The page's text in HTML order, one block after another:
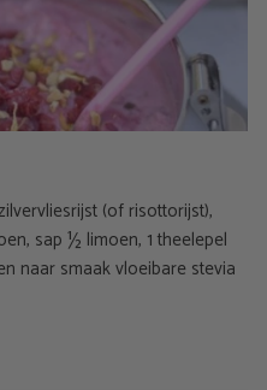
(of risottorijst),
sap ½ limoen, 1 theelepel
naar smaak vloeibare stevia